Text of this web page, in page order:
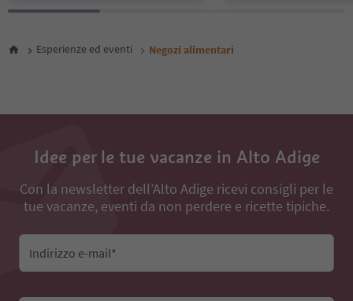
Esperienze ed eventi Negozi alimentari
Idee per le tue vacanze in Alto Adige
Con la newsletter dell’Alto Adige ricevi consigli per le
tue vacanze, eventi da non perdere e ricette tipiche.
Indirizzo e-mail*